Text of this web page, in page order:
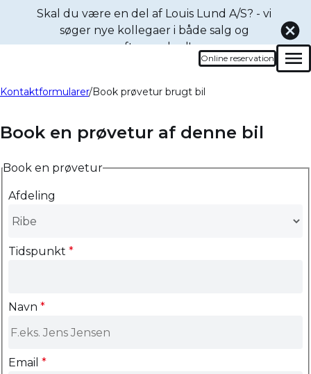
Skal du være en del af Louis Lund A/S? - vi
søger nye kollegaer i både salg og
eftermarked!
Online reservation
Kontaktformularer Book prøvetur brugt bil
Book en prøvetur af denne bil
Book en prøvetur
Afdeling
Tidspunkt *
Navn *
Email *